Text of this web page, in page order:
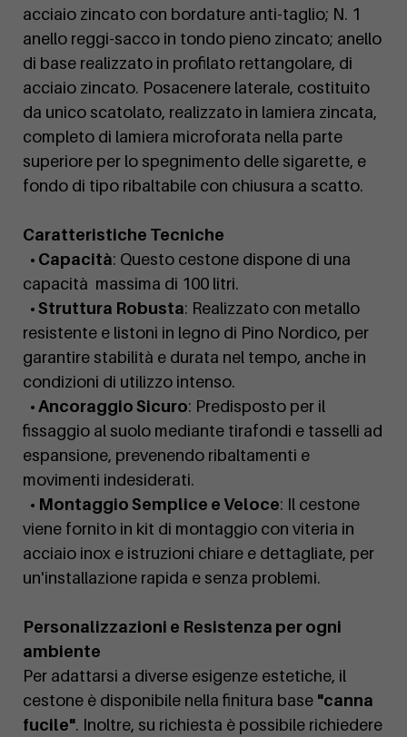
acciaio zincato con bordature anti-taglio; N. 1
anello reggi-sacco in tondo pieno zincato; anello
di base realizzato in profilato rettangolare, di
acciaio zincato. Posacenere laterale, costituito
da unico scatolato, realizzato in lamiera zincata,
completo di lamiera microforata nella parte
superiore per lo spegnimento delle sigarette, e
fondo di tipo ribaltabile con chiusura a scatto.
Caratteristiche Tecniche
• Capacità: Questo cestone dispone di una
capacità massima di 100 litri.
• Struttura Robusta: Realizzato con metallo
resistente e listoni in legno di Pino Nordico, per
garantire stabilità e durata nel tempo, anche in
condizioni di utilizzo intenso.
• Ancoraggio Sicuro: Predisposto per il
fissaggio al suolo mediante tirafondi e tasselli ad
espansione, prevenendo ribaltamenti e
movimenti indesiderati.
• Montaggio Semplice e Veloce: Il cestone
viene fornito in kit di montaggio con viteria in
acciaio inox e istruzioni chiare e dettagliate, per
un'installazione rapida e senza problemi.
Personalizzazioni e Resistenza per ogni
ambiente
Per adattarsi a diverse esigenze estetiche, il
cestone è disponibile nella finitura base "canna
fucile". Inoltre, su richiesta è possibile richiedere